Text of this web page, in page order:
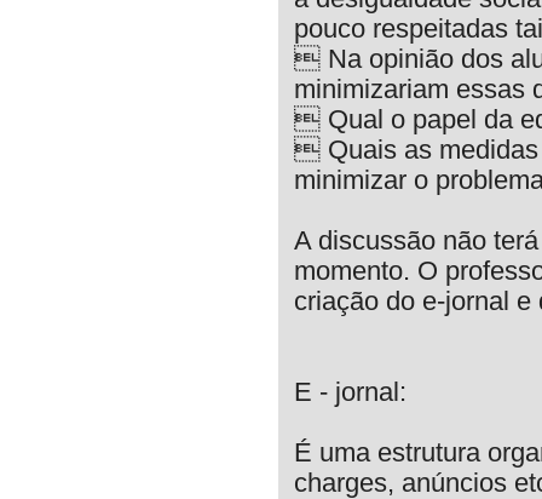
pouco respeitadas
 Na opinião dos
minimizariam essas
 Qual o papel da
 Quais as medidas
minimizar o
A discussão não
momento. O
criação do e-jornal e
E - jornal:
É uma estrutura
charges, anúncios